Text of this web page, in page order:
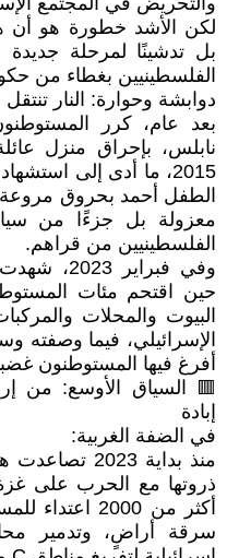
لكن الأشد خطورة هو أن
بل تدشينًا لمرحلة
الفلسطينيين بغطاء من
دوابشة وحوارة: النار
بعد عام، كرر
2015، ما أدى إلى
الطفل أحمد بحروق
معزولة بل جزءًا من
الفلسطينيين من قراهم.
وفي
حين اقتحم مئات
البيوت والمحلات
الإسرائيلي، فيما وصفته
أفرغ فيها المستوطنون
🟥 السياق الأوسع: من
إبادة
في الضفة الغربية:
منذ بداية
أكثر من 2000
سرقة أراضٍ، وتدمير